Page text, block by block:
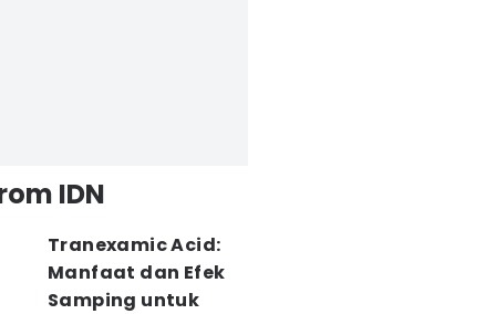
IDN
Tranexamic Acid:
Manfaat dan Efek
Samping untuk